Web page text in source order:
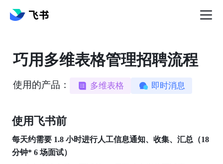
巧用多维表格管理招聘流程
使用的产品： 多维表格 即时消息
使用飞书前
每天约需要 1.8 小时进行人工信息通知、收集、汇总（18
分钟* 6 场面试）